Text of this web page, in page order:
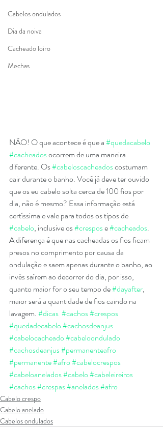
Cabelos ondulados
Dia da noiva
Cacheado loiro
Mechas
NÃO! O que acontece é que a #quedacabelo
#cacheados ocorrem de uma maneira
diferente. Os #cabeloscacheados costumam
cair durante o banho. Você já deve ter ouvido
que os eu cabelo solta cerca de 100 fios por
dia, não é mesmo? Essa informação está
certíssima e vale para todos os tipos de
#cabelo, inclusive os #crespos e #cacheados.
A diferença é que nas cacheadas os fios ficam
presos no comprimento por causa da
ondulação e saem apenas durante o banho, ao
invés saírem ao decorrer do dia, por isso,
quanto maior for o seu tempo de #dayafter,
maior será a quantidade de fios caindo na
lavagem. #dicas #cachos#crespos
#quedadecabelo#cachosdeanjus
#cabelocacheado#cabeloondulado
#cachosdeanjus#permanenteafro
#permanente#afro#cabelocrespos
#cabeloanelados#cabelo#cabeleireiros
#cachos#crespas#anelados#afro
Cabelo crespo
Cabelo anelado
Cabelos ondulados